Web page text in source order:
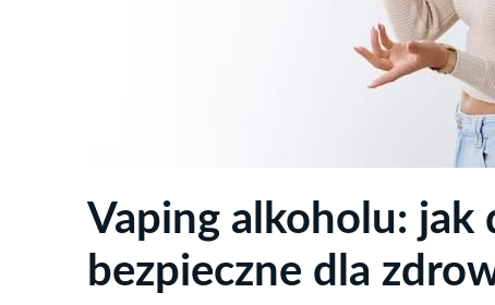
Vaping alkoholu: jak
bezpieczne dla